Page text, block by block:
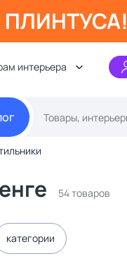
интерьера
54 товаров
категории